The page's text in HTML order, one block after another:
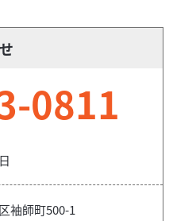
0811
袖師町500-1